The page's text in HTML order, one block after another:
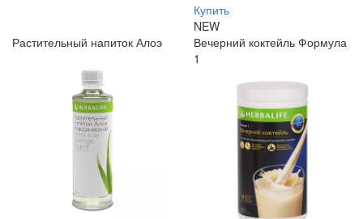
Купить
NEW
Растительный напиток Алоэ
Вечерний коктейль Формула
1